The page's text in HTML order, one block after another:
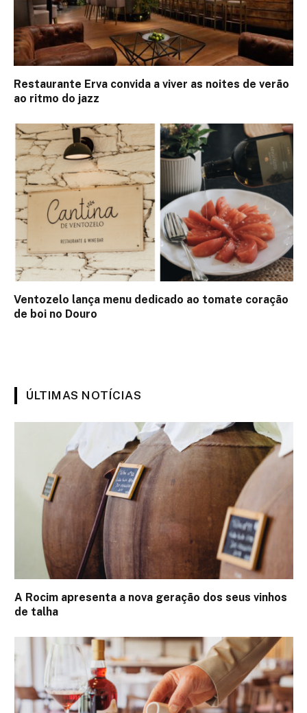
Restaurante Erva convida a viver as noites de verão
ao ritmo do jazz
Ventozelo lança menu dedicado ao tomate coração
de boi no Douro
ÚLTIMAS NOTÍCIAS
A Rocim apresenta a nova geração dos seus vinhos
de talha